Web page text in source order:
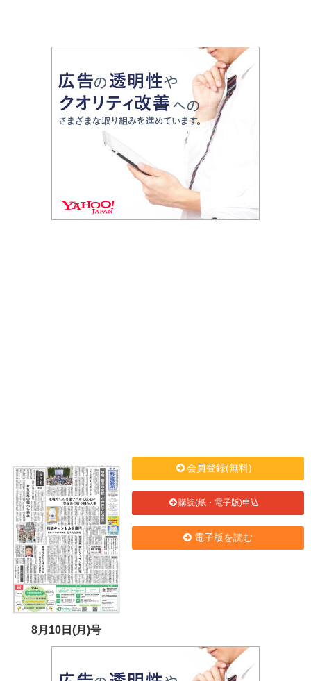
8月10日(月)号
会員登録(無料)
購読(紙・電子版)申込
電子版を読む